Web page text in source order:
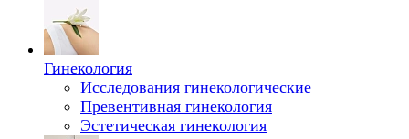
Гинекология
Исследования гинекологические
Превентивная гинекология
Эстетическая гинекология